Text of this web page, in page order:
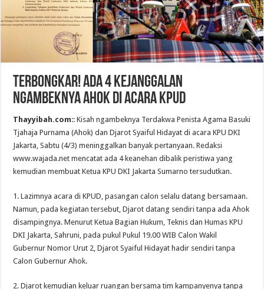
Terbongkar! Ada 4 Kejanggalan
Ngambeknya Ahok di Acara KPUD
Thayyibah.com:: Kisah ngambeknya Terdakwa Penista Agama Basuki
Tjahaja Purnama (Ahok) dan Djarot Syaiful Hidayat di acara KPU DKI
Jakarta, Sabtu (4/3) meninggalkan banyak pertanyaan. Redaksi
www.wajada.net mencatat ada 4 keanehan dibalik peristiwa yang
kemudian membuat Ketua KPU DKI Jakarta Sumarno tersudutkan.
1. Lazimnya acara di KPUD, pasangan calon selalu datang bersamaan.
Namun, pada kegiatan tersebut, Djarot datang sendiri tanpa ada Ahok
disampingnya. Menurut Ketua Bagian Hukum, Teknis dan Humas KPU
DKI Jakarta, Sahruni, pada pukul Pukul 19.00 WIB Calon Wakil
Gubernur Nomor Urut 2, Djarot Syaiful Hidayat hadir sendiri tanpa
Calon Gubernur Ahok.
2. Djarot kemudian keluar ruangan bersama tim kampanyenya tanpa